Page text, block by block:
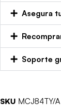
Asegura
Soporte
SKU MCJ84TY/A